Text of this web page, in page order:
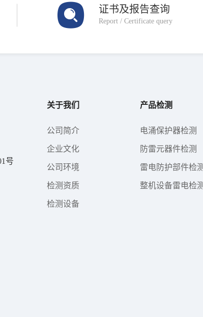
证书及报告查询
Report / Certificate query
号
关于我们
公司简介
企业文化
公司环境
检测资质
检测设备
产品检测
电涌保护器检测
防雷元器件检测
雷电防护部件检测
整机设备雷电检测